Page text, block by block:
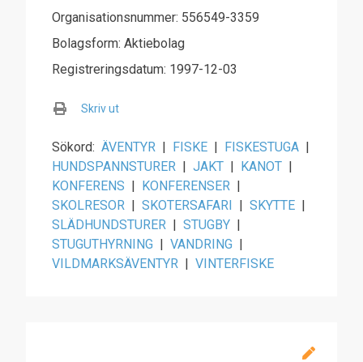
Organisationsnummer: 556549-3359
Bolagsform: Aktiebolag
Registreringsdatum: 1997-12-03
Skriv ut
Sökord: ÄVENTYR | FISKE | FISKESTUGA |
HUNDSPANNSTURER | JAKT | KANOT |
KONFERENS | KONFERENSER |
SKOLRESOR | SKOTERSAFARI | SKYTTE |
SLÄDHUNDSTURER | STUGBY |
STUGUTHYRNING | VANDRING |
VILDMARKSÄVENTYR | VINTERFISKE